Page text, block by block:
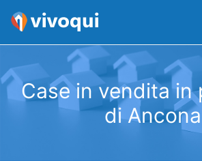
Case in vendita in
di Ancona